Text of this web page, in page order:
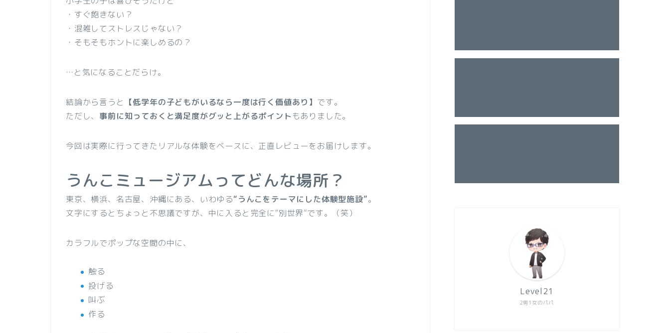
・すぐ飽きない？
・混雑してストレスじゃない？
・そもそもホントに楽しめるの？
…と気になることだらけ。
結論から言うと 【低学年の子どもがいるなら一度は行く価値あり】 です。
ただし、 事前に知っておくと満足度がグッと上がるポイントもありました。
今回は実際に行ってきたリアルな体験をベースに、正直レビューをお届けします。
うんこミュージアムってどんな場所？
東京、横浜、名古屋、沖縄にある、いわゆる“うんこをテーマにした体験型施設”。
文字にするとちょっと不思議ですが、中に入ると完全に“別世界”です。
（笑）
カラフルでポップな空間の中に、
触る
投げる
叫ぶ
作る
2男1女のパパ
Level21